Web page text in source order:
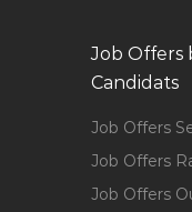
Job Offers
Candidats
Job Offers
Job Offers
Job Offers